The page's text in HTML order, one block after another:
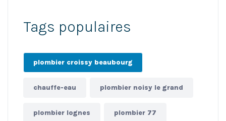
Tags populaires
plombier croissy beaubourg
chauffe-eau plombier noisy le grand
plombier lognes plombier 77